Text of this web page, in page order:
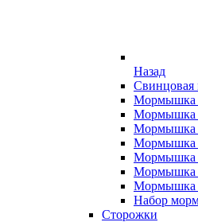
Назад
Мормышка
Мормышка
Мормышка
Мормышка
Мормышка
Мормышка
Набор
Сторожки